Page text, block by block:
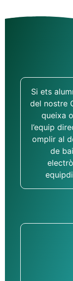
Si ets
del nostre
queixa
l’equip
omplir al
de